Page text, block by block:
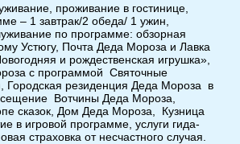
проживание в гостинице,
– 1 завтрак/2 обеда/ 1 ужин,
по программе: обзорная
Устюгу, Почта Деда Мороза и Лавка
и рождественская игрушка»,
с программой Святочные
Городская резиденция Деда Мороза в
Вотчины Деда Мороза,
сказок, Дом Деда Мороза, Кузница
в игровой программе, услуги гида-
страховка от несчастного случая.